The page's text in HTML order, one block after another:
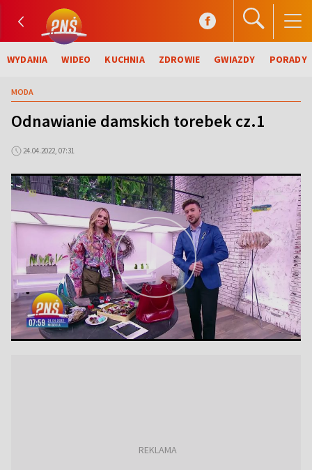
WYDANIA WIDEO KUCHNIA ZDROWIE GWIAZDY PORADY
MODA
Odnawianie damskich torebek cz.1
24.04.2022, 07:31